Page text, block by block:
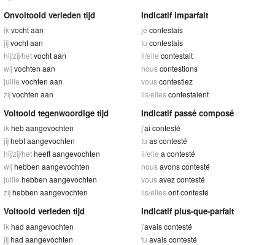
Onvoltooid verleden tijd
ik vocht aan
jijvocht aan
hij/zij/hetvocht aan
wijvochten aan
jullie vochten aan
zijvochten aan
Indicatif imparfait
je contestais
tu contestais
il/elle contestait
nouscontestions
vouscontestiez
ils/ellescontestaient
Voltooid tegenwoordige tijd
ikheb aangevochten
jijhebt aangevochten
hij/zij/hetheeft aangevochten
wijhebben aangevochten
jullie hebben aangevochten
zijhebben aangevochten
Indicatif passé composé
j'ai contesté
tu as contesté
il/elle a contesté
nousavons contesté
vousavez contesté
ils/ellesont contesté
Voltooid verleden tijd
ik had aangevochten
jijhad aangevochten
Indicatif plus-que-parfait
j'avais contesté
tu avais contesté